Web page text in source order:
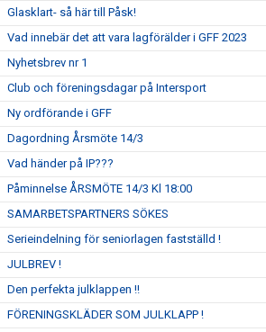
Glasklart- så här till Påsk!
Vad innebär det att vara lagförälder i GFF 2023
Nyhetsbrev nr 1
Club och föreningsdagar på Intersport
Ny ordförande i GFF
Dagordning Årsmöte 14/3
Vad händer på IP???
Påminnelse ÅRSMÖTE 14/3 Kl 18:00
SAMARBETSPARTNERS SÖKES
Serieindelning för seniorlagen fastställd !
JULBREV !
Den perfekta julklappen !!
FÖRENINGSKLÄDER SOM JULKLAPP !